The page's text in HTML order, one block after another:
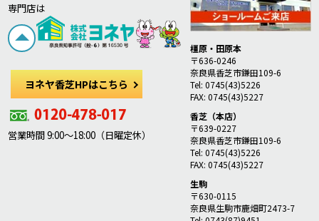
専門店は
ヨネヤ香芝HPはこちら
営業時間 9:00～18:00（日曜定休）
橿原・田原本
〒636-0246
奈良県香芝市鎌田109-6
Tel: 0745(43)5226
FAX: 0745(43)5227
香芝（本店）
〒639-0227
奈良県香芝市鎌田109-6
Tel: 0745(43)5226
FAX: 0745(43)5227
生駒
〒630-0115
奈良県生駒市鹿畑町2473-7